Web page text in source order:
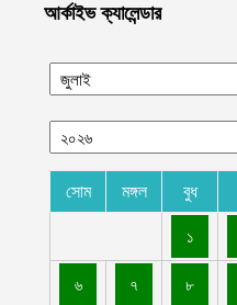
আর্কাইভ ক্যালেন্ডার
সোম মঙ্গল বুধ
১
৬ ৭ ৮